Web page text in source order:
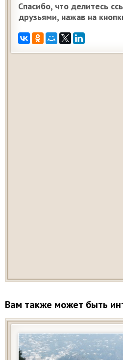
Спасибо, что делитесь
друзьями, нажав на
Вам также может быть